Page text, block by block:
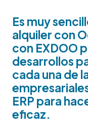
Es muy
alquiler con
con EXDOO
desarrollos
cada una de
ERP para
eficaz.